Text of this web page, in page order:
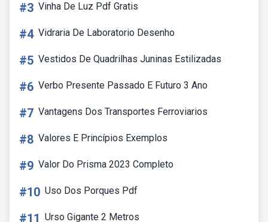
#3 Vinha De Luz Pdf Gratis
#4 Vidraria De Laboratorio Desenho
#5 Vestidos De Quadrilhas Juninas Estilizadas
#6 Verbo Presente Passado E Futuro 3 Ano
#7 Vantagens Dos Transportes Ferroviarios
#8 Valores E Princípios Exemplos
#9 Valor Do Prisma 2023 Completo
#10 Uso Dos Porques Pdf
#11 Urso Gigante 2 Metros